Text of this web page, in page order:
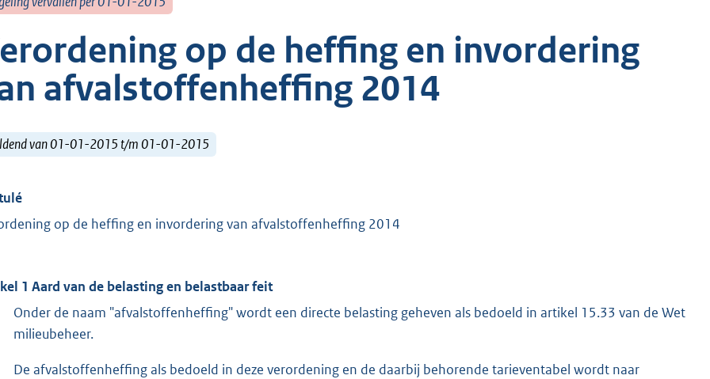
op de heffing en invordering
afvalstoffenheffing 2014
van 01-01-2015 t/m 01-01-2015
op de heffing en invordering van afvalstoffenheffing 2014
1 Aard van de belasting en belastbaar feit
Onder de naam "afvalstoffenheffing" wordt een directe belasting geheven als bedoeld in artikel 15.33 van de Wet
milieubeheer.
De afvalstoffenheffing als bedoeld in deze verordening en de daarbij behorende tarieventabel wordt naar